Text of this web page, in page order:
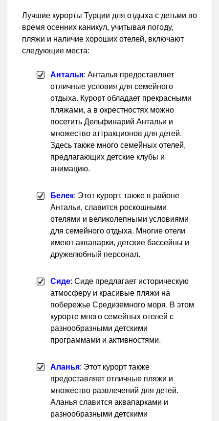
Лучшие курорты Турции для отдыха с детьми во
время осенних каникул, учитывая погоду,
пляжи и наличие хороших отелей, включают
следующие места:
Анталья: Анталья предоставляет
отличные условия для семейного
отдыха. Курорт обладает прекрасными
пляжами, а в окрестностях можно
посетить Дельфинарий Антальи и
множество аттракционов для детей.
Здесь также много семейных отелей,
предлагающих детские клубы и
анимацию.
Белек: Этот курорт, также в районе
Антальи, славится роскошными
отелями и великолепными условиями
для семейного отдыха. Многие отели
имеют аквапарки, детские бассейны и
дружелюбный персонал.
Сиде: Сиде предлагает историческую
атмосферу и красивые пляжи на
побережье Средиземного моря. В этом
курорте много семейных отелей с
разнообразными детскими
программами и активностями.
Аланья: Этот курорт также
предоставляет отличные пляжи и
множество развлечений для детей.
Аланья славится аквапарками и
разнообразными детскими